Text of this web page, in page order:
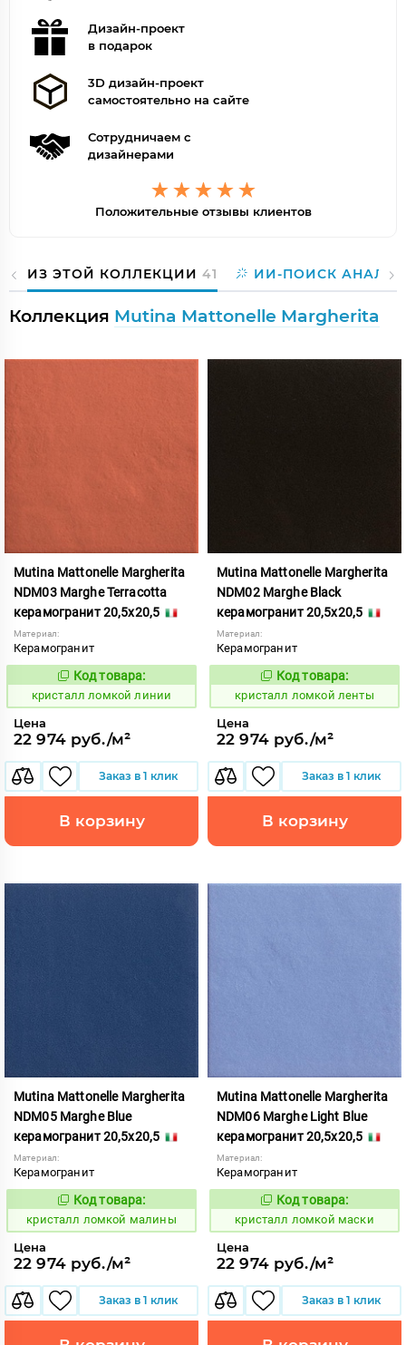
Дизайн-проект
в подарок
3D дизайн-проект
самостоятельно на сайте
Сотрудничаем с
дизайнерами
Положительные отзывы клиентов
ИЗ ЭТОЙ КОЛЛЕКЦИИ 41 ИИ-ПОИСК
Коллекция Mutina Mattonelle Margherita
Mutina Mattonelle Margherita
NDM03 Marghe Terracotta
керамогранит 20,5x20,5
Материал:
Керамогранит
818544
Код товара:
кристалл ломкой линии
Цена
22 974 руб./м²
Заказ в 1 клик
В корзину
Mutina Mattonelle Margherita
NDM02 Marghe Black
керамогранит 20,5x20,5
Материал:
Керамогранит
818543
Код товара:
кристалл ломкой ленты
Цена
22 974 руб./м²
Заказ в 1 клик
В корзину
Mutina Mattonelle Margherita
NDM05 Marghe Blue
керамогранит 20,5x20,5
Материал:
Керамогранит
818546
Код товара:
кристалл ломкой малины
Цена
22 974 руб./м²
Заказ в 1 клик
Mutina Mattonelle Margherita
NDM06 Marghe Light Blue
керамогранит 20,5x20,5
Материал:
Керамогранит
818547
Код товара:
кристалл ломкой маски
Цена
22 974 руб./м²
Заказ в 1 клик